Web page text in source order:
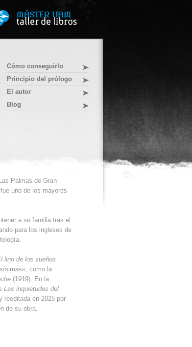
Cómo conseguirlo
Principio del prólogo
El autor
Blog
Palmas de Gran
uno de los mayores
a su familia tras el
para los ingleses de
lino de los sueños
como la
(1919). En la
Las inquietudes del
reeditada en 2025 por
de su obra.